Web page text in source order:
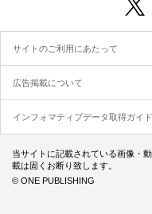
サイトのご利用にあたって
広告掲載について
インフォマティブデータ取得ガイ
当サイトに記載されている画像・
載は固くお断り致します。
© ONE PUBLISHING